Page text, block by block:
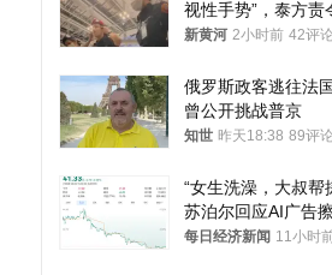
视性手势”，泰方责
调查，对责任人采
新黄河 2小时前 42评论
俄罗斯政客逃往法
曾公开挑战普京
知世 昨天18:38 89评论
“女生洗澡，大叔帮
苏泊尔回应AI广告擦
频全下架，已强化
每日经济新闻 11小时